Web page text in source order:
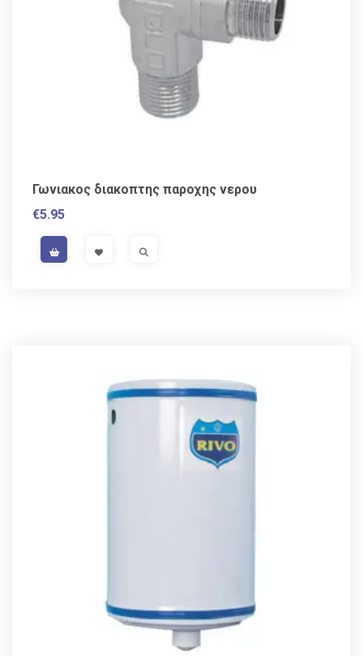
Γωνιακος διακοπτης παροχης νερου
€5.95
VISIT LINKVISIT LINK